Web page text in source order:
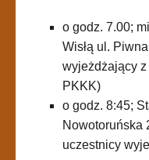
o godz. 7.00;
Wisłą ul.
wyjeżdżający z
PKKK)
o godz. 8:45;
Nowotoruńska
uczestnicy